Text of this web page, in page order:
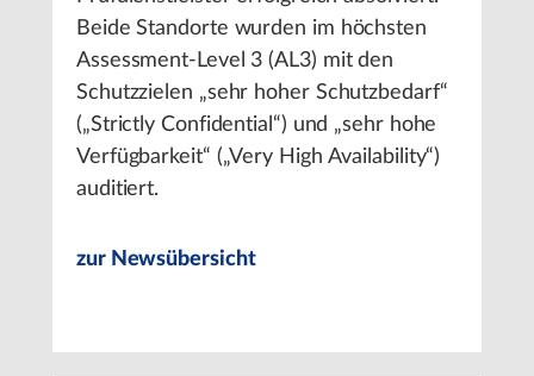
Beide Standorte wurden im höchsten
Assessment-Level 3 (AL3) mit den
Schutzzielen „sehr hoher Schutzbedarf“
(„Strictly Confidential“) und „sehr hohe
Verfügbarkeit“ („Very High Availability“)
auditiert.
zur Newsübersicht